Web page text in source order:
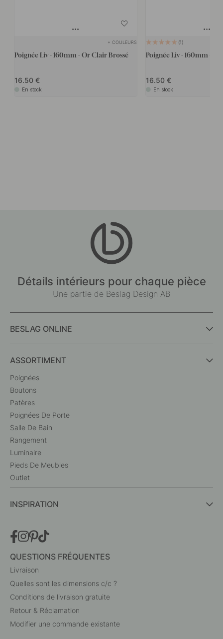
+ COULEURS
Poignée Liv - 160mm - Or Clair Brossé
16.50
En stock
1
Poignée Liv - 160mm -
16.50
En stock
Détails intérieurs pour chaque pièce
Une partie de Beslag Design AB
BESLAG ONLINE
ASSORTIMENT
Poignées
Boutons
Patères
Poignées De Porte
Salle De Bain
Rangement
Luminaire
Pieds De Meubles
Outlet
INSPIRATION
QUESTIONS FRÉQUENTES
Livraison
Quelles sont les dimensions c/c ?
Conditions de livraison gratuite
Retour & Réclamation
Modifier une commande existante